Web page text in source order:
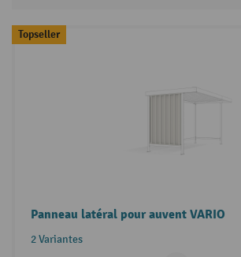
Topseller
Panneau latéral pour auvent VARIO
2 Variantes